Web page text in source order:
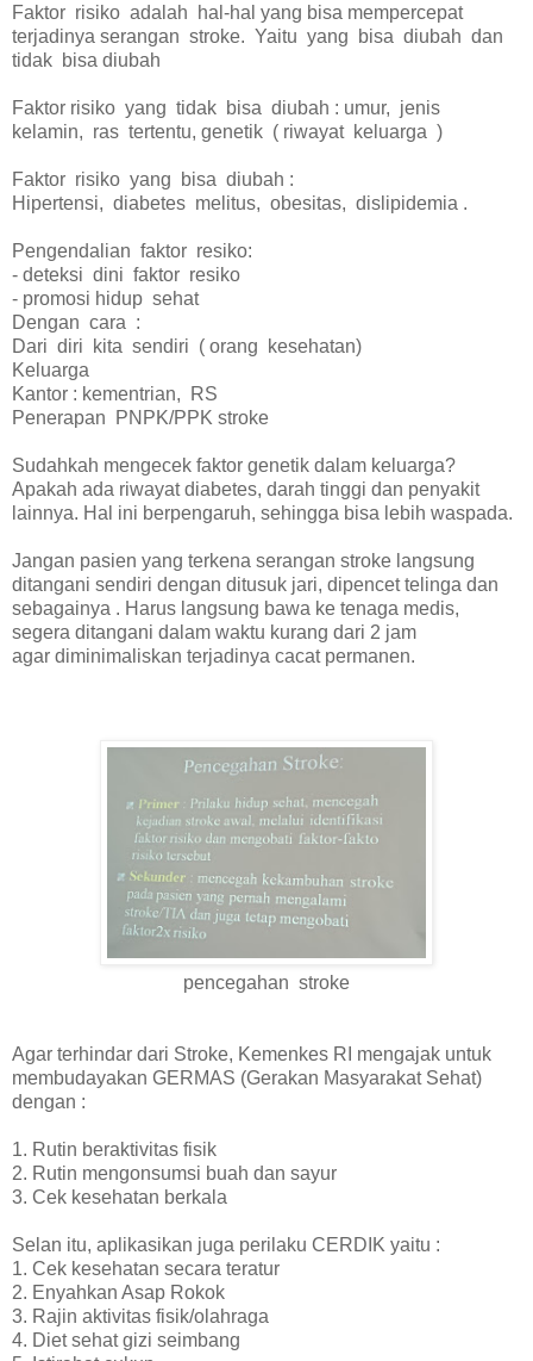
Faktor risiko adalah hal-hal yang bisa mempercepat
terjadinya serangan stroke. Yaitu yang bisa diubah dan
tidak bisa diubah
Faktor risiko yang tidak bisa diubah : umur, jenis
kelamin, ras tertentu, genetik ( riwayat keluarga )
Faktor risiko yang bisa diubah :
Hipertensi, diabetes melitus, obesitas, dislipidemia .
Pengendalian faktor resiko:
- deteksi dini faktor resiko
- promosi hidup sehat
Dengan cara :
Dari diri kita sendiri ( orang kesehatan)
Keluarga
Kantor : kementrian, RS
Penerapan PNPK/PPK stroke
Sudahkah mengecek faktor genetik dalam keluarga?
Apakah ada riwayat diabetes, darah tinggi dan penyakit
lainnya. Hal ini berpengaruh, sehingga bisa lebih waspada.
Jangan pasien yang terkena serangan stroke langsung
ditangani sendiri dengan ditusuk jari, dipencet telinga dan
sebagainya . Harus langsung bawa ke tenaga medis,
segera ditangani dalam waktu kurang dari 2 jam
agar diminimaliskan terjadinya cacat permanen.
pencegahan stroke
Agar terhindar dari Stroke, Kemenkes RI mengajak untuk
membudayakan GERMAS (Gerakan Masyarakat Sehat)
dengan :
1. Rutin beraktivitas fisik
2. Rutin mengonsumsi buah dan sayur
3. Cek kesehatan berkala
Selan itu, aplikasikan juga perilaku CERDIK yaitu :
1. Cek kesehatan secara teratur
2. Enyahkan Asap Rokok
3. Rajin aktivitas fisik/olahraga
4. Diet sehat gizi seimbang